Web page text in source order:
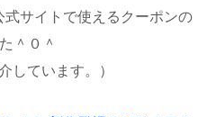
サイトで使えるクーポンの
＾０＾
しています。）